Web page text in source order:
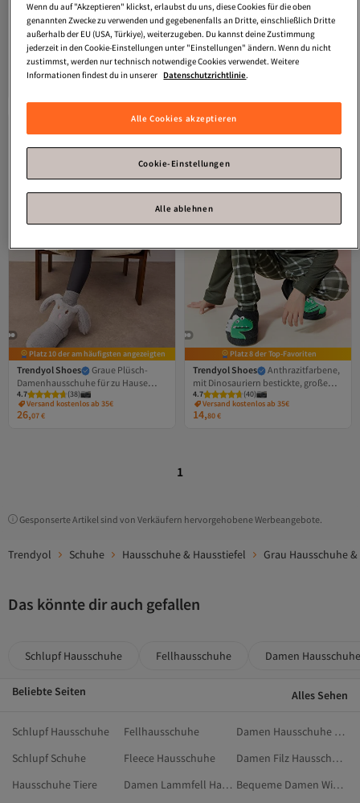
Platz 5 der am häufigsten angezeigten
Trendyol Shoes
Braun-Grau 2er-
Pack Damen-Hausschuhe mit
Fellbesatz TAKAW26ER00016
3.8 ( 14)
Versand kostenlos ab 35€
Trendyol Shoes
Graue Plüsch-
Hausschuhe für Damen
TAKAW26ER00010 aus Englisch ins
Deutsche.
4.7 (99)
Tiefstpreis (14 Tage)
Versand kostenlos ab 35€
Tiefstpreis (14 Tage)
Platz 10 der am häufigsten angezeigten
Trendyol Shoes
Graue Plüsch-
Damenhausschuhe für zu Hause
TAKAW26ER00008 aus Englisch ins
Deutsche.
4.7 (38)
Versand kostenlos ab 35€
26,07€
Platz 8 der Top-Favoriten
Trendyol Shoes
Anthrazitfarbene,
mit Dinosauriern bestickte, große
Hausschuhe für Jungen und Kinder,
Hausschuhe TAKAW25ER00002
4.7 (40)
Versand kostenlos ab 35€
14,80€
1
Gesponserte Artikel sind von Verkäufern hervorgehobene Werbeangebote.
Trendyol Schuhe Hausschuhe & Hausstiefel Grau Hausschuhe
Das könnte dir auch gefallen
Schlupf Hausschuhe Fellhausschuhe Damen
Beliebte Seiten Alles Sehen
Schlupf Hausschuhe Fellhausschuhe
Damen Hausschuhe Geschlossen
Schlupf Schuhe
Fleece Hausschuhe
Damen Filz Hausschuhe
Hausschuhe Tiere
Damen Lammfell Hausschuhe
Bequeme Damen Winterschuhe
Wenn du auf "Akzeptieren" klickst, erlaubst du uns, diese Cookies für die oben
genannten Zwecke zu verwenden und gegebenenfalls an Dritte, einschließlich Dritte
außerhalb der EU (USA, Türkiye), weiterzugeben. Du kannst deine Zustimmung
jederzeit in den Cookie-Einstellungen unter "Einstellungen" ändern. Wenn du nicht
zustimmst, werden nur technisch notwendige Cookies verwendet. Weitere
Informationen findest du in unserer Datenschutzrichtlinie.
Alle Cookies akzeptieren
Cookie-Einstellungen
Alle ablehnen